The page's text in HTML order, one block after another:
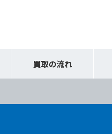
買取の流れ